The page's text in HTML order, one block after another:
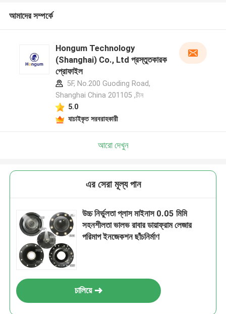
আমাদের সম্পর্কে
Hongum Technology
(Shanghai) Co., Ltd প্রস্তুতকারক
প্রোফাইল
5F, No.200 Guoding Road,
Shanghai China 201105 ,চীন
5.0
যাচাইকৃত সরবরাহকারী
আরো দেখুন
এর সেরা মূল্য পান
উচ্চ নির্ভুলতা প্লাস মাইনাস 0.05 মিমি
সহনশীলতা ভালভ রাবার ডায়াফ্রাম লেজার
পরিমাপ ইনজেকশন ছাঁচনির্মাণ
চালিয়ে